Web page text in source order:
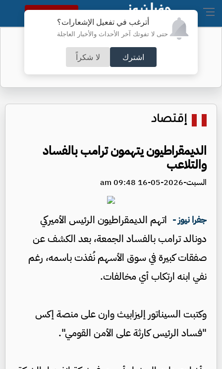
أترغب في تفعيل الإشعارات؟
حتى لا تفوتك آخر الأحداث والأخبار العاجلة
اشترك لا شكراً
النسخة الكاملة
إقتصاد
الديمقراطيون يتهمون ترامب بالفساد
والتلاعب
السبت-2026-05-16 09:48 am
جفرا نيوز - اتهم الديمقراطيون الرئيس الأميركي
دونالد ترامب بالفساد الجمعة، بعد الكشف عن
صفقات كبيرة في سوق الأسهم نُفذت باسمه، رغم
نفي ابنه ارتكاب أي مخالفات.
وكتبت السيناتور إليزابيث وارن على منصة إكس
"فساد الرئيس كارثة على الأمن القومي".